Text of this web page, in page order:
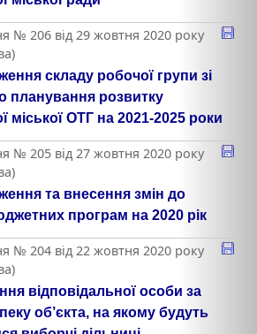
№ 206 від 29 жовтня 2020 року
складу робочої групи зі
планування розвитку
міської ОТГ на 2021-2025 роки
№ 205 від 27 жовтня 2020 року
та внесення змін до
програм на 2020 рік
№ 204 від 22 жовтня 2020 року
відповідальної особи за
об’єкта, на якому будуть